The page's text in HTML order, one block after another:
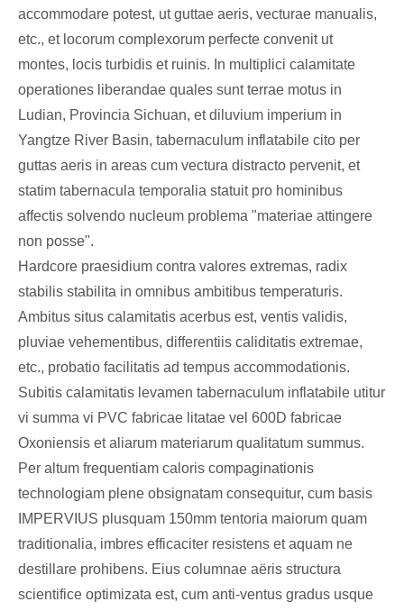
accommodare potest, ut guttae aeris, vecturae manualis,
etc., et locorum complexorum perfecte convenit ut
montes, locis turbidis et ruinis. In multiplici calamitate
operationes liberandae quales sunt terrae motus in
Ludian, Provincia Sichuan, et diluvium imperium in
Yangtze River Basin, tabernaculum inflatabile cito per
guttas aeris in areas cum vectura distracto pervenit, et
statim tabernacula temporalia statuit pro hominibus
affectis solvendo nucleum problema "materiae attingere
non posse".
Hardcore praesidium contra valores extremas, radix
stabilis stabilita in omnibus ambitibus temperaturis.
Ambitus situs calamitatis acerbus est, ventis validis,
pluviae vehementibus, differentiis caliditatis extremae,
etc., probatio facilitatis ad tempus accommodationis.
Subitis calamitatis levamen tabernaculum inflatabile utitur
vi summa vi PVC fabricae litatae vel 600D fabricae
Oxoniensis et aliarum materiarum qualitatum summus.
Per altum frequentiam caloris compaginationis
technologiam plene obsignatam consequitur, cum basis
IMPERVIUS plusquam 150mm tentoria maiorum quam
traditionalia, imbres efficaciter resistens et aquam ne
destillare prohibens. Eius columnae aëris structura
scientifice optimizata est, cum anti-ventus gradus usque